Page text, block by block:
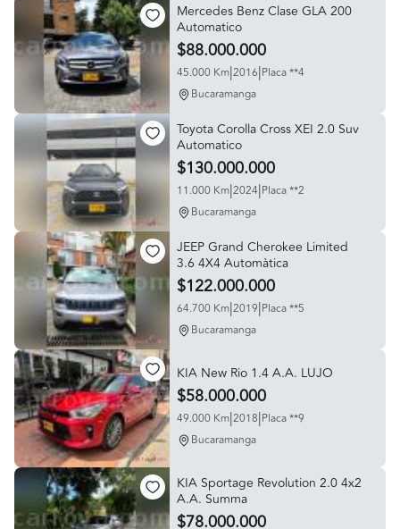
Mercedes Benz Clase GLA 200
Automatico
$88.000.000
45.000 Km|2016|Placa **4
Bucaramanga
Toyota Corolla Cross XEI 2.0 Suv
Automatico
$130.000.000
11.000 Km|2024|Placa **2
Bucaramanga
JEEP Grand Cherokee Limited
3.6 4X4 Automàtica
$122.000.000
64.700 Km|2019|Placa **5
Bucaramanga
KIA New Rio 1.4 A.A. LUJO
$58.000.000
49.000 Km|2018|Placa **9
Bucaramanga
KIA Sportage Revolution 2.0 4x2
A.A. Summa
$78.000.000